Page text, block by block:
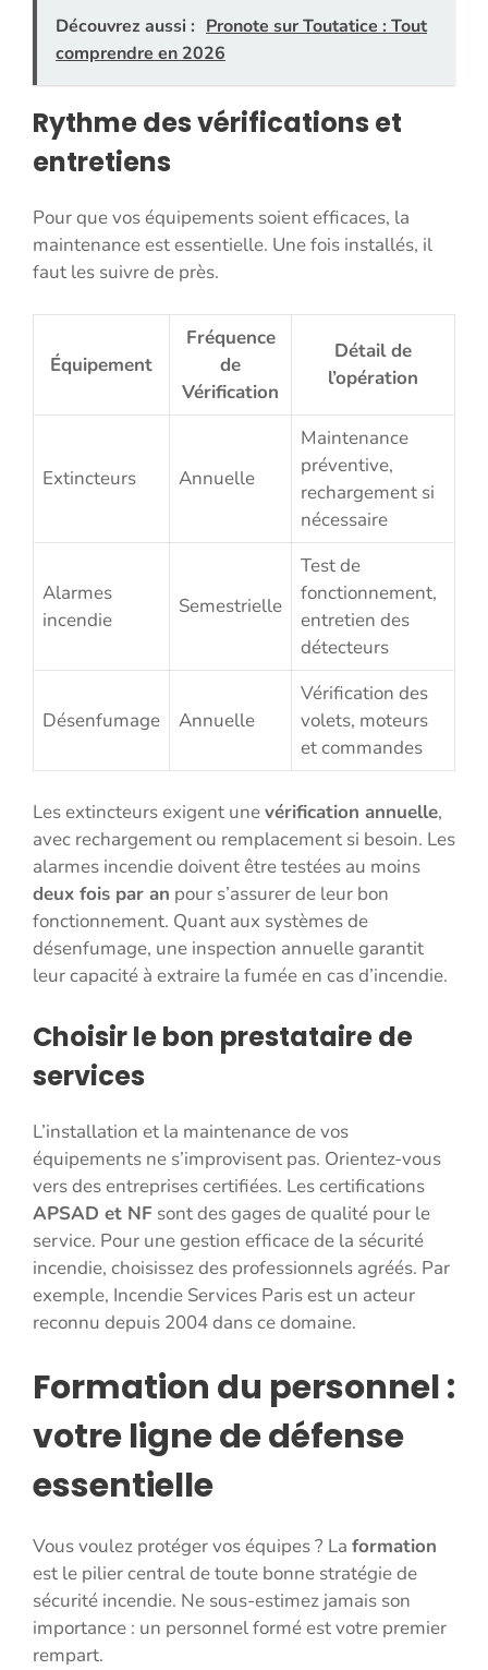
Découvrez aussi : Pronote sur Toutatice : Tout
comprendre en 2026
Rythme des vérifications et
entretiens
Pour que vos équipements soient efficaces, la
maintenance est essentielle. Une fois installés, il
faut les suivre de près.
Équipement
Fréquence
de
Vérification
Détail de
l’opération
Extincteurs Annuelle
Maintenance
préventive,
rechargement si
nécessaire
Alarmes
incendie
Semestrielle
Test de
fonctionnement,
entretien des
détecteurs
Désenfumage Annuelle
Vérification des
volets, moteurs
et commandes
Les extincteurs exigent unevérification annuelle,
avec rechargement ou remplacement si besoin. Les
alarmes incendie doivent être testées au moins
deux fois par an pour s’assurer de leur bon
fonctionnement. Quant aux systèmes de
désenfumage, une inspection annuelle garantit
leur capacité à extraire la fumée en cas d’incendie.
Choisir le bon prestataire de
services
L’installation et la maintenance de vos
équipements ne s’improvisent pas. Orientez-vous
vers des entreprises certifiées. Les certifications
APSAD et NF sont des gages de qualité pour le
service. Pour une gestion efficace de la sécurité
incendie, choisissez des professionnels agréés. Par
exemple, Incendie Services Paris est un acteur
reconnu depuis 2004 dans ce domaine.
Formation du personnel :
votre ligne de défense
essentielle
Vous voulez protéger vos équipes ? La formation
est le pilier central de toute bonne stratégie de
sécurité incendie. Ne sous-estimez jamais son
importance : un personnel formé est votre premier
rempart.